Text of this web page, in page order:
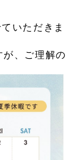
いただきま
、ご理解の